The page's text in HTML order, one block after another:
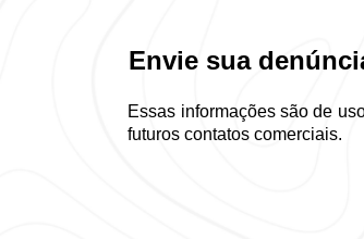
Envie sua
Essas informações são de
futuros contatos comerciais.